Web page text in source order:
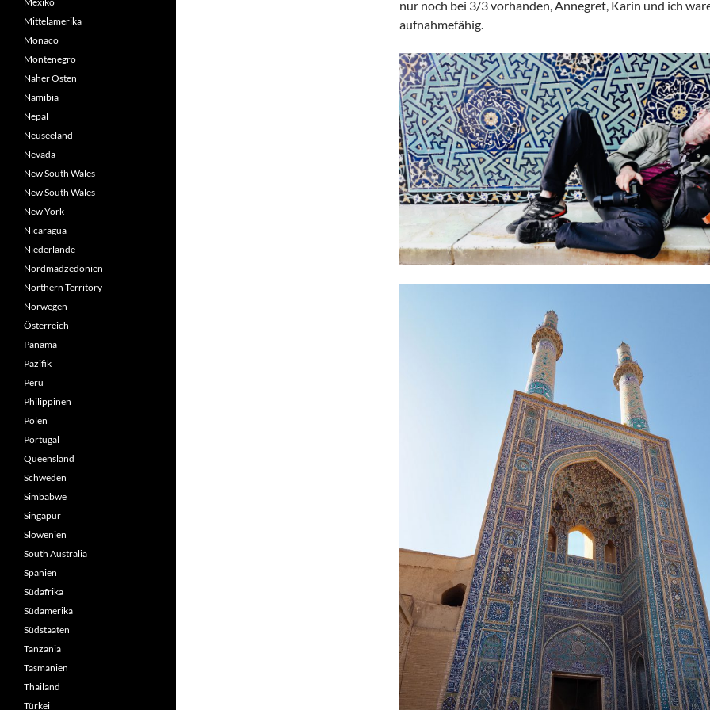
nur noch bei 3/3 vorhanden, Annegret, Karin und ich
aufnahmefähig.
Mittelamerika
Monaco
Montenegro
Naher Osten
Namibia
Nepal
Neuseeland
Nevada
New South Wales
New South Wales
New York
Nicaragua
Niederlande
Nordmadzedonien
Northern Territory
Norwegen
Österreich
Panama
Pazifik
Peru
Philippinen
Polen
Portugal
Queensland
Schweden
Simbabwe
Singapur
Slowenien
South Australia
Spanien
Südafrika
Südamerika
Südstaaten
Tanzania
Tasmanien
Thailand
Türkei